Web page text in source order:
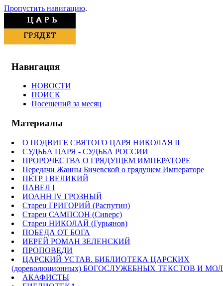
Пропустить навигацию.
Навигация
НОВОСТИ
ПОИСК
Посещений за месяц
Материалы
О ПОДВИГЕ СВЯТОГО ЦАРЯ НИКОЛАЯ II
СУДЬБА ЦАРЯ - СУДЬБА РОССИИ
ПРОРОЧЕСТВА О ГРЯДУЩЕМ ИМПЕРАТОРЕ
Передачи Жанны Бичевской о грядущем Императоре
ПЁТР I ВЕЛИКИЙ
ПАВЕЛ I
ИОАНН IV ГРОЗНЫЙ
Старец ГРИГОРИЙ (Распутин)
Старец САМПСОН (Сиверс)
Старец НИКОЛАЙ (Гурьянов)
ПОБЕДА ОТ БОГА
ИЕРЕЙ РОМАН ЗЕЛЕНСКИЙ
ПРОПОВЕДИ
ЦАРСКИЙ УСТАВ. БИБЛИОТЕКА ЦАРСКИХ
(дореволюционных) БОГОСЛУЖЕБНЫХ ТЕКСТОВ И
АКАФИСТЫ